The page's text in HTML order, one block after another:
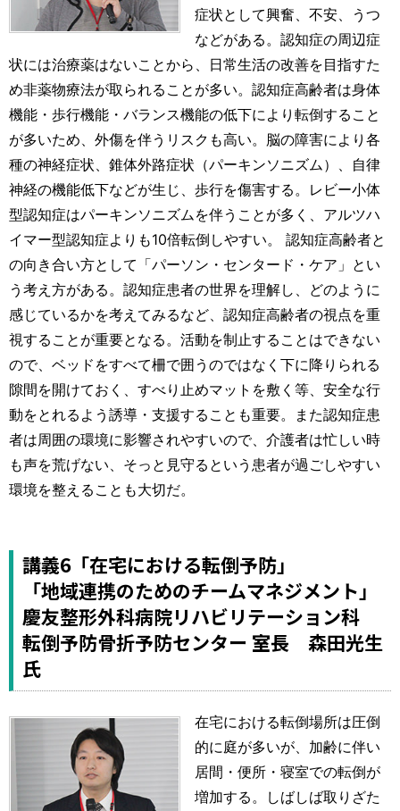
症状として興奮、不安、うつ
などがある。認知症の周辺症
状には治療薬はないことから、日常生活の改善を目指すた
め非薬物療法が取られることが多い。認知症高齢者は身体
機能・歩行機能・バランス機能の低下により転倒すること
が多いため、外傷を伴うリスクも高い。脳の障害により各
種の神経症状、錐体外路症状（パーキンソニズム）、自律
神経の機能低下などが生じ、歩行を傷害する。レビー小体
型認知症はパーキンソニズムを伴うことが多く、アルツハ
イマー型認知症よりも10倍転倒しやすい。 認知症高齢者と
の向き合い方として「パーソン・センタード・ケア」とい
う考え方がある。認知症患者の世界を理解し、どのように
感じているかを考えてみるなど、認知症高齢者の視点を重
視することが重要となる。活動を制止することはできない
ので、ベッドをすべて柵で囲うのではなく下に降りられる
隙間を開けておく、すべり止めマットを敷く等、安全な行
動をとれるよう誘導・支援することも重要。また認知症患
者は周囲の環境に影響されやすいので、介護者は忙しい時
も声を荒げない、そっと見守るという患者が過ごしやすい
環境を整えることも大切だ。
講義6「在宅における転倒予防」
「地域連携のためのチームマネジメント」
慶友整形外科病院リハビリテーション科
転倒予防骨折予防センター 室長 森田光生
氏
在宅における転倒場所は圧倒
的に庭が多いが、加齢に伴い
居間・便所・寝室での転倒が
増加する。しばしば取りざた